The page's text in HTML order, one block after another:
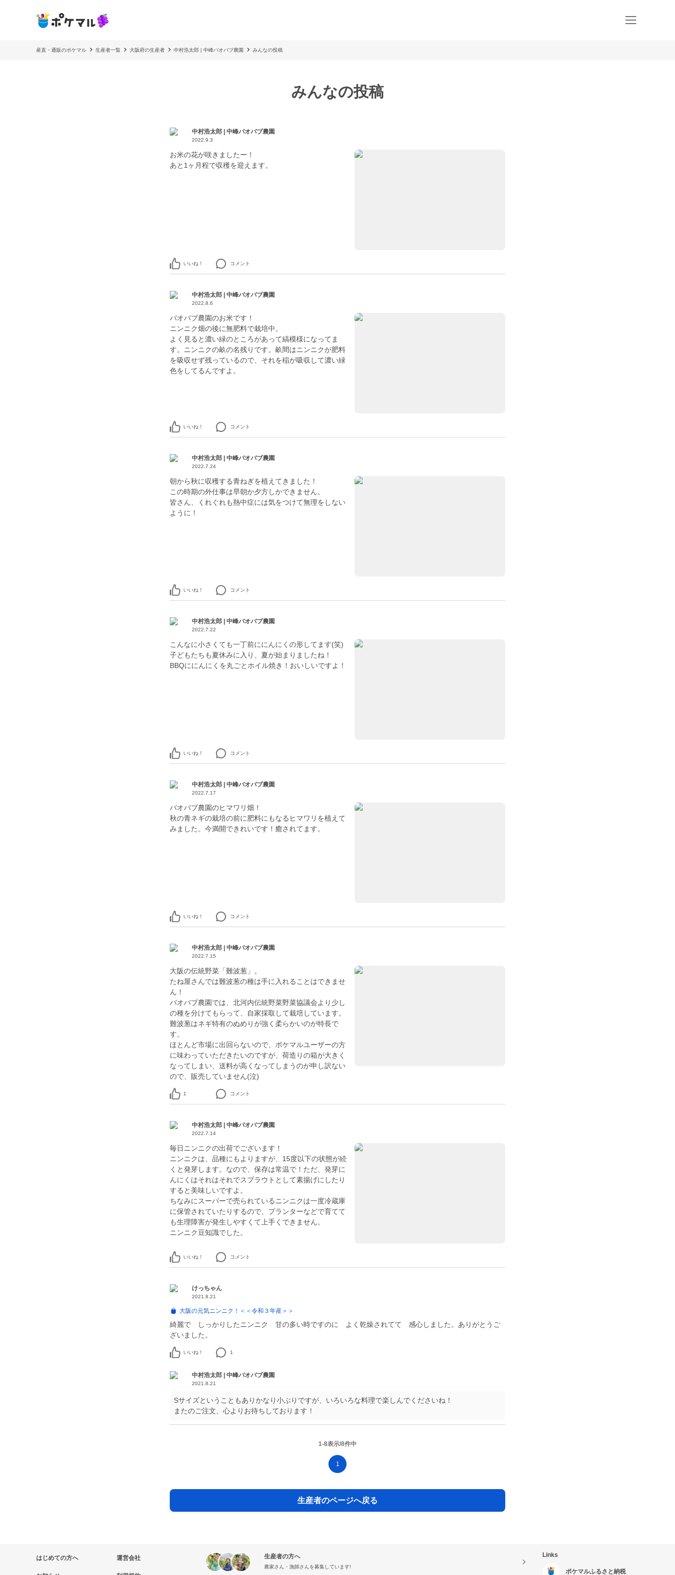
産直・通販のポケマル 生産者一覧 大阪府の生産者 中村浩太郎 | 中峰バオバブ農園 みんなの投稿
みんなの投稿
中村浩太郎 | 中峰バオバブ農園
2022.9.3
お米の花が咲きましたー！
あと1ヶ月程で収穫を迎えます。
いいね！ コメント
中村浩太郎 | 中峰バオバブ農園
2022.8.6
バオバブ農園のお米です！
ニンニク畑の後に無肥料で栽培中。
よく見ると濃い緑のところがあって縞模様になってま
す。ニンニクの畝の名残りです。畝間はニンニクが肥料
を吸収せず残っているので、それを稲が吸収して濃い緑
色をしてるんですよ。
いいね！ コメント
中村浩太郎 | 中峰バオバブ農園
2022.7.24
朝から秋に収穫する青ねぎを植えてきました！
この時期の外仕事は早朝か夕方しかできません。
皆さん、くれぐれも熱中症には気をつけて無理をしない
ように！
いいね！ コメント
中村浩太郎 | 中峰バオバブ農園
2022.7.22
こんなに小さくても一丁前ににんにくの形してます(笑)
子どもたちも夏休みに入り、夏が始まりましたね！
BBQににんにくを丸ごとホイル焼き！おいしいですよ！
いいね！ コメント
中村浩太郎 | 中峰バオバブ農園
2022.7.17
バオバブ農園のヒマワリ畑！
秋の青ネギの栽培の前に肥料にもなるヒマワリを植えて
みました。今満開できれいです！癒されてます。
いいね！ コメント
中村浩太郎 | 中峰バオバブ農園
2022.7.15
大阪の伝統野菜「難波葱」。
たね屋さんでは難波葱の種は手に入れることはできませ
ん！
バオバブ農園では、北河内伝統野菜野菜協議会より少し
の種を分けてもらって、自家採取して栽培しています。
難波葱はネギ特有のぬめりが強く柔らかいのが特長で
す。
ほとんど市場に出回らないので、ポケマルユーザーの方
に味わっていただきたいのですが、荷造りの箱が大きく
なってしまい、送料が高くなってしまうのが申し訳ない
ので、販売していません(泣)
1 コメント
中村浩太郎 | 中峰バオバブ農園
2022.7.14
毎日ニンニクの出荷でございます！
ニンニクは、品種にもよりますが、15度以下の状態が続
くと発芽します。なので、保存は常温で！ただ、発芽に
んにくはそれはそれでスプラウトとして素揚げにしたり
すると美味しいですよ。
ちなみにスーパーで売られているニンニクは一度冷蔵庫
に保管されていたりするので、プランターなどで育てて
も生理障害が発生しやすくて上手くできません。
ニンニク豆知識でした。
いいね！ コメント
けっちゃん
2021.8.21
大阪の元気ニンニク！＜＜令和３年産＞＞
綺麗で しっかりしたニンニク 甘の多い時ですのに よく乾燥されてて 感心しました。ありがとうご
ざいました。
いいね！ 1
中村浩太郎 | 中峰バオバブ農園
2021.8.21
Sサイズということもありかなり小ぶりですが、いろいろな料理で楽しんでくださいね！
またのご注文、心よりお待ちしております！
1-8表示/8件中
1
生産者のページへ戻る
はじめての方へ 運営会社 生産者の方へ
農家さん・漁師さんを募集しています!
Links
ポケマルふるさと納税